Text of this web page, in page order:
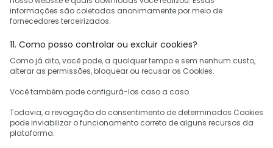
informações são coletadas anonimamente por meio de
fornecedores terceirizados.
11. Como posso controlar ou excluir cookies?
Como já dito, você pode, a qualquer tempo e sem nenhum custo,
alterar as permissões, bloquear ou recusar os Cookies.
Você também pode configurá-los caso a caso.
Todavia, a revogação do consentimento de determinados Cookies
pode inviabilizar o funcionamento correto de alguns recursos da
plataforma.